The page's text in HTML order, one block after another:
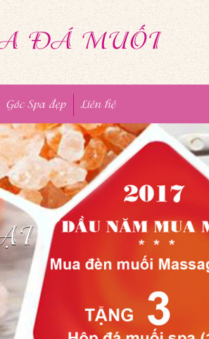
Góc Spa đẹp Liên hệ